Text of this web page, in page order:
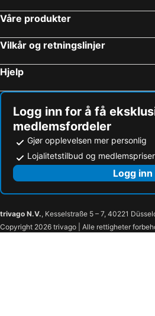
Våre produkter
Vilkår og retningslinjer
Hjelp
Logg inn for å få
medlemsfordeler
Gjør opplevelsen mer personlig
Lojalitetstilbud og medlemspriser
Logg inn
trivago N.V., Kesselstraße 5 – 7, 40221
Copyright 2026 trivago | Alle rettigheter